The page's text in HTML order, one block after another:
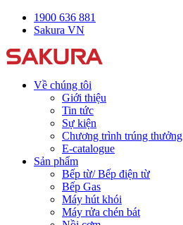
1900 636 881
Sakura VN
Về chúng tôi
Giới thiệu
Tin tức
Sự kiện
Chương trình trúng thưởng
E-catalogue
Sản phẩm
Bếp từ/ Bếp điện từ
Bếp Gas
Máy hút khói
Máy rửa chén bát